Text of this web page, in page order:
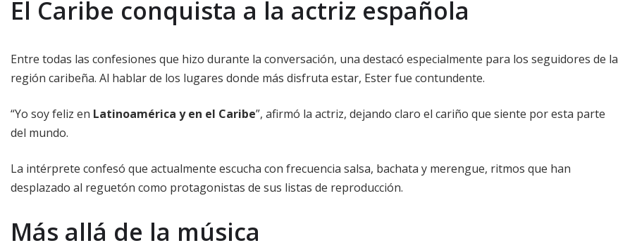
El Caribe conquista a la actriz española
Entre todas las confesiones que hizo durante la conversación, una destacó especialmente para los seguidores de la
región caribeña. Al hablar de los lugares donde más disfruta estar, Ester fue contundente.
“Yo soy feliz en Latinoamérica y en el Caribe”, afirmó la actriz, dejando claro el cariño que siente por esta parte
del mundo.
La intérprete confesó que actualmente escucha con frecuencia salsa, bachata y merengue, ritmos que han
desplazado al reguetón como protagonistas de sus listas de reproducción.
Más allá de la música